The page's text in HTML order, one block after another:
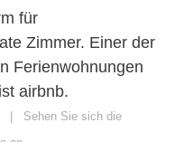
für
Zimmer. Einer der
Ferienwohnungen
airbnb.
| Sehen Sie sich die